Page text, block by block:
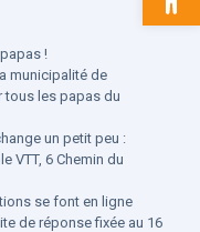
!
municipalité de
tous les papas du
un petit peu :
VTT, 6 Chemin du
se font en ligne
de réponse fixée au 16